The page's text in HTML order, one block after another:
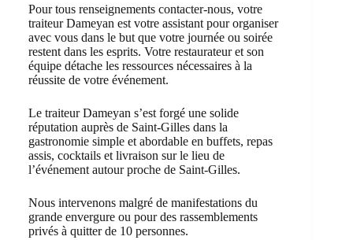
Pour tous renseignements contacter-nous, votre
traiteur Dameyan est votre assistant pour organiser
avec vous dans le but que votre journée ou soirée
restent dans les esprits. Votre restaurateur et son
équipe détache les ressources nécessaires à la
réussite de votre événement.
Le traiteur Dameyan s’est forgé une solide
réputation auprès de Saint-Gilles dans la
gastronomie simple et abordable en buffets, repas
assis, cocktails et livraison sur le lieu de
l’événement autour proche de Saint-Gilles.
Nous intervenons malgré de manifestations du
grande envergure ou pour des rassemblements
privés à quitter de 10 personnes.